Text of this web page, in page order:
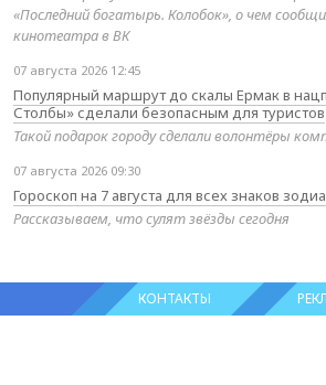
«Последний богатырь. Колобок», о чем
кинотеатра в ВК
07 августа 2026 12:45
Популярный маршрут до скалы Ермак в
Столбы» сделали безопасным для туристов
Такой подарок городу сделали волонтёры
07 августа 2026 09:30
Гороскоп на 7 августа для всех знаков
Рассказываем, что сулят звёзды сегодня
КОНТАКТЫ